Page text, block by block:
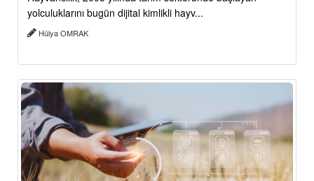
yolculuklarını bugün dijital kimlikli hayv...
Hülya OMRAK